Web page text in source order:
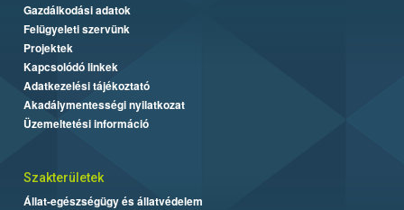
Gazdálkodási adatok
Felügyeleti szervünk
Projektek
Kapcsolódó linkek
Adatkezelési tájékoztató
Akadálymentességi nyilatkozat
Üzemeltetési információ
Szakterületek
Állat-egészségügy és állatvédelem